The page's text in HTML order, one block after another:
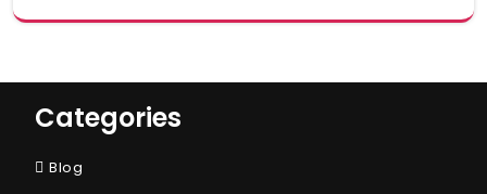
Categories
Blog